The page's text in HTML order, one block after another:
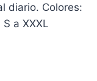
diario. Colores:
a XXXL